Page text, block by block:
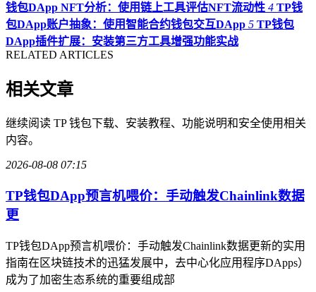
钱包DApp NFT分析：使用链上工具评估NFT流动性 4 TP钱
包DApp账户抽象：使用智能合约钱包交互DApp 5 TP钱包
DApp插件扩展：安装第三方工具增强功能实战
RELATED ARTICLES
相关文章
继续阅读 TP 钱包下载、安装教程、功能说明和安全使用相关
内容。
2026-08-08 07:15
TP钱包DApp预言机喂价：手动触发Chainlink数据
更
TP钱包DApp预言机喂价：手动触发Chainlink数据更新的实用
指南在区块链技术的迅猛发展中，去中心化应用程序DApps）
成为了加密生态系统的重要组成部